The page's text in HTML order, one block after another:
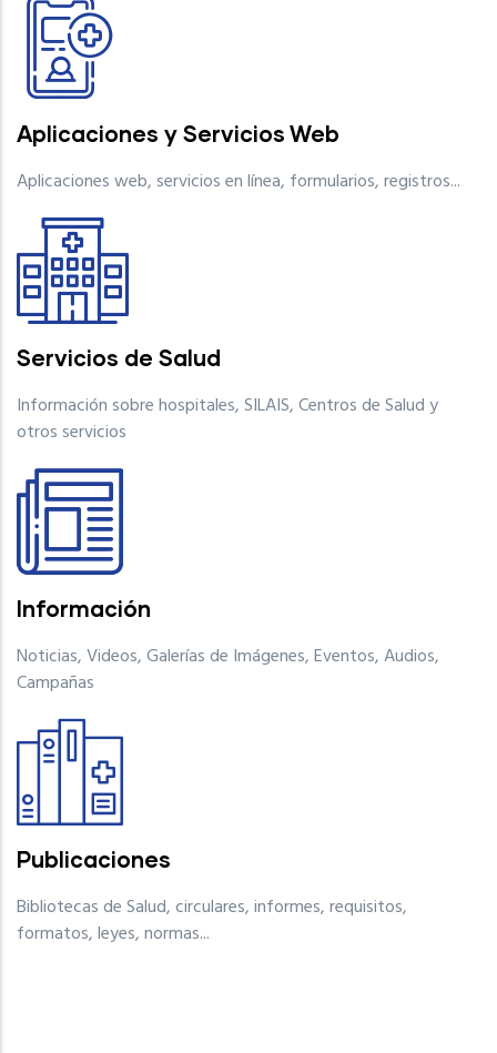
Aplicaciones y Servicios Web
Aplicaciones web, servicios en línea, formularios, registros...
Servicios de Salud
Información sobre hospitales, SILAIS, Centros de Salud y
otros servicios
Información
Noticias, Videos, Galerías de Imágenes, Eventos, Audios,
Campañas
Publicaciones
Bibliotecas de Salud, circulares, informes, requisitos,
formatos, leyes, normas...